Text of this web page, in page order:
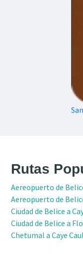
Rutas
Aereopuerto de
Aereopuerto de
Ciudad de Belice a
Ciudad de Belice a
Chetumal a Caye